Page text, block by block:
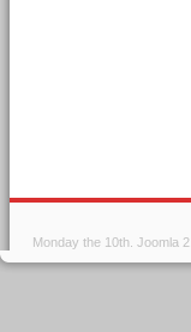
Monday the 10th.Joomla